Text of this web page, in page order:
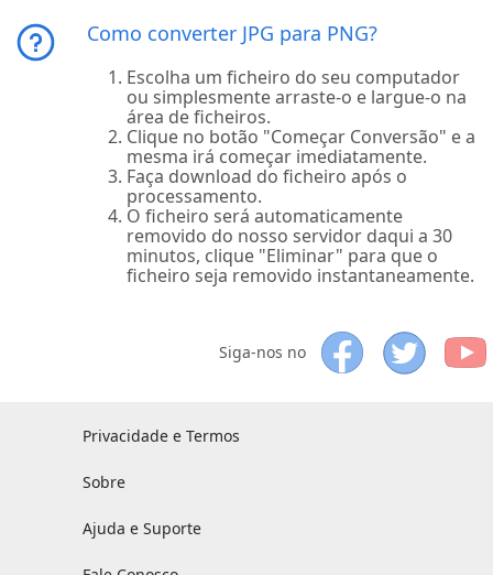
Como converter JPG para PNG?
Escolha um ficheiro do seu computador
ou simplesmente arraste-o e largue-o na
área de ficheiros.
Clique no botão "Começar Conversão" e a
mesma irá começar imediatamente.
Faça download do ficheiro após o
processamento.
O ficheiro será automaticamente
removido do nosso servidor daqui a 30
minutos, clique "Eliminar" para que o
ficheiro seja removido instantaneamente.
Siga-nos no
Privacidade e Termos
Sobre
Ajuda e Suporte